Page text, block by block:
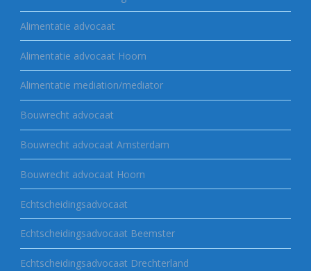
Alimentatie advocaat
Alimentatie advocaat Hoorn
Alimentatie mediation/mediator
Bouwrecht advocaat
Bouwrecht advocaat Amsterdam
Bouwrecht advocaat Hoorn
Echtscheidingsadvocaat
Echtscheidingsadvocaat Beemster
Echtscheidingsadvocaat Drechterland